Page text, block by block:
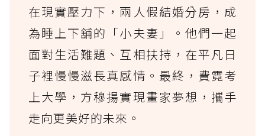
在現實壓力下，兩人假結婚分房，成
為睡上下舖的「小夫妻」。他們一起
面對生活難題、互相扶持，在平凡日
子裡慢慢滋長真感情。最終，費霓考
上大學，方穆揚實現畫家夢想，攜手
走向更美好的未來。